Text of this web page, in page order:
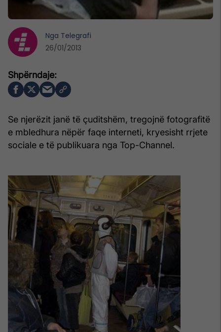
Se njerëzit janë të çuditshëm, tregojnë fotografitë
e mbledhura nëpër faqe interneti, kryesisht rrjete
sociale e të publikuara nga Top-Channel.
Nga Telegrafi
26/01/2013